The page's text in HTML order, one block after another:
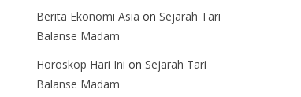
Berita Ekonomi Asia on Sejarah Tari
Balanse Madam
Horoskop Hari Ini on Sejarah Tari
Balanse Madam